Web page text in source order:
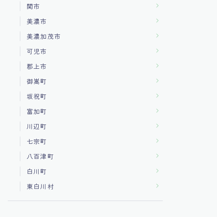
関市
美濃市
美濃加茂市
可児市
郡上市
御嵩町
坂祝町
富加町
川辺町
七宗町
八百津町
白川町
東白川村